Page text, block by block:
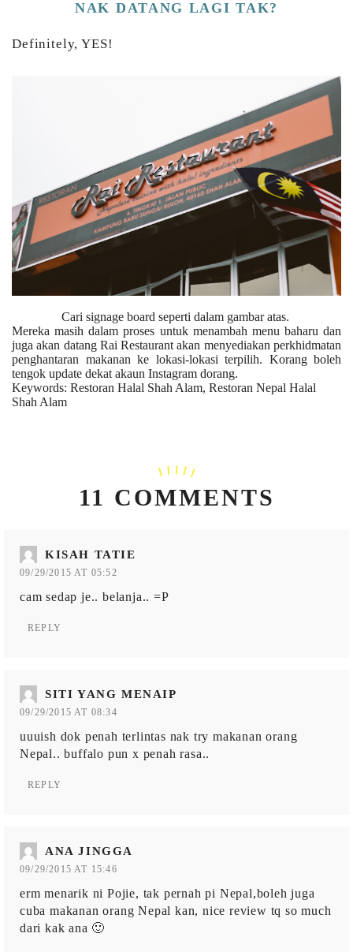
NAK DATANG LAGI TAK?
Definitely, YES!
Cari signage board seperti dalam gambar atas.
Mereka masih dalam proses untuk menambah menu baharu dan
juga akan datang Rai Restaurant akan menyediakan perkhidmatan
penghantaran makanan ke lokasi-lokasi terpilih. Korang boleh
tengok update dekat akaun Instagram dorang.
Keywords: Restoran Halal Shah Alam, Restoran Nepal Halal
Shah Alam
11 COMMENTS
KISAH TATIE
09/29/2015 AT 05:52
cam sedap je.. belanja.. =P
REPLY
SITI YANG MENAIP
09/29/2015 AT 08:34
uuuish dok penah terlintas nak try makanan orang
Nepal.. buffalo pun x penah rasa..
REPLY
ANA JINGGA
09/29/2015 AT 15:46
erm menarik ni Pojie, tak pernah pi Nepal,boleh juga
cuba makanan orang Nepal kan, nice review tq so much
dari kak ana 🙂